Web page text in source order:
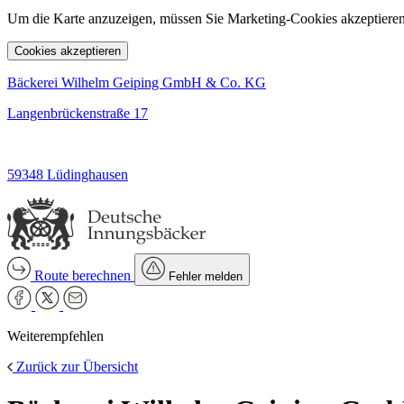
Um die Karte anzuzeigen, müssen Sie Marketing-Cookies
Cookies akzeptieren
Bäckerei Wilhelm Geiping GmbH & Co. KG
Langenbrückenstraße 17
59348 Lüdinghausen
Route berechnen Fehler melden
Weiterempfehlen
Zurück zur Übersicht